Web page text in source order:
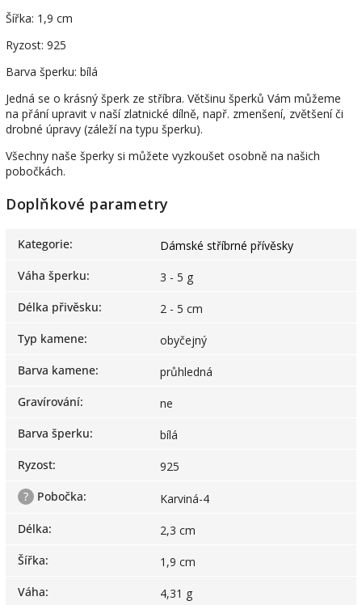
Šířka: 1,9 cm
Ryzost: 925
Barva šperku: bílá
Jedná se o krásný šperk ze stříbra. Většinu šperků Vám můžeme
na přání upravit v naší zlatnické dílně, např. zmenšení, zvětšení či
drobné úpravy (záleží na typu šperku).
Všechny naše šperky si můžete vyzkoušet osobně na našich
pobočkách.
Doplňkové parametry
Kategorie:
Dámské stříbrné přívěsky
Váha šperku:
3 - 5 g
Délka přivěsku:
2 - 5 cm
Typ kamene:
obyčejný
Barva kamene:
průhledná
Gravírování:
ne
Barva šperku:
bílá
Ryzost:
925
?
Pobočka:
Karviná-4
Délka:
2,3 cm
Šířka:
1,9 cm
Váha:
4,31 g